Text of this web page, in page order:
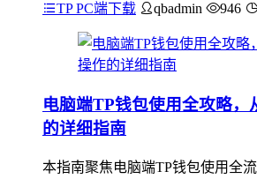
TP PC端下载 qbadmin 946
电脑端TP钱包使用全攻略，
的详细指南
本指南聚焦电脑端TP钱包使用全